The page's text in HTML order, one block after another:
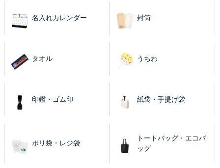
名入れカレンダー 封筒
タオル うちわ
印鑑・ゴム印 紙袋・手提げ袋
ポリ袋・レジ袋
トートバッグ・エコバ
ッグ